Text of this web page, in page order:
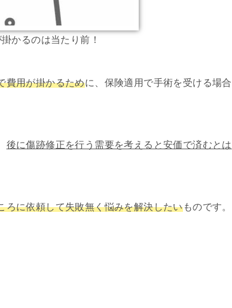
かるのは当たり前！
費用が掛かるために、保険適用で手術を受ける場合
後に傷跡修正を行う需要を考えると安価で済むとは
ろに依頼して失敗無く悩みを解決したいものです。